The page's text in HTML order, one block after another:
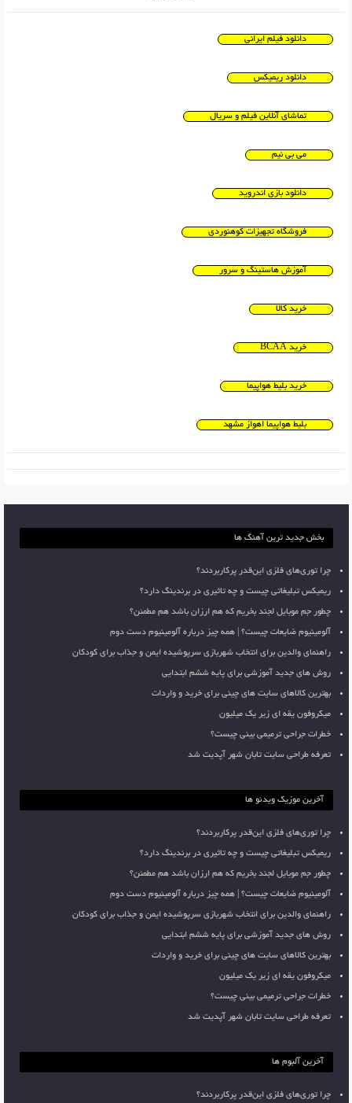
دانلود فیلم ایرانی
دانلود ریمیکس
تماشای آنلاین فیلم و سریال
می بی نیم
دانلود بازی اندروید
فروشگاه تجهیزات کوهنوردی
آموزش هاستینگ و سرور
خرید کالا
خرید BCAA
خرید بلیط هواپیما
بلیط هواپیما اهواز مشهد
بخش جدید ترین آهنگ ها
چرا توری‌های فلزی این‌قدر پرکاربردند؟
ریمیکس تبلیغاتی چیست و چه تاثیری در برندینگ دارد؟
چطور جم موبایل لجند بخریم که هم ارزان باشد هم مطمئن؟
آلومینیوم ضایعات چیست؟ | همه چیز درباره آلومینیوم دست دوم
راهنمای والدین برای انتخاب شهربازی سرپوشیده ایمن و جذاب برای کودکان
روش های جدید آموزشی برای پایه ششم ابتدایی
بهترین کالاهای سایت های چینی برای خرید و واردات
میکروفون یقه ای زیر یک میلیون
خطرات جراحی ترمیمی بینی چیست؟
تعرفه طراحی سایت تابان شهر آپدیت شد
آخرین موزیک ویدئو ها
چرا توری‌های فلزی این‌قدر پرکاربردند؟
ریمیکس تبلیغاتی چیست و چه تاثیری در برندینگ دارد؟
چطور جم موبایل لجند بخریم که هم ارزان باشد هم مطمئن؟
آلومینیوم ضایعات چیست؟ | همه چیز درباره آلومینیوم دست دوم
راهنمای والدین برای انتخاب شهربازی سرپوشیده ایمن و جذاب برای کودکان
روش های جدید آموزشی برای پایه ششم ابتدایی
بهترین کالاهای سایت های چینی برای خرید و واردات
میکروفون یقه ای زیر یک میلیون
خطرات جراحی ترمیمی بینی چیست؟
تعرفه طراحی سایت تابان شهر آپدیت شد
آخرین آلبوم ها
چرا توری‌های فلزی این‌قدر پرکاربردند؟